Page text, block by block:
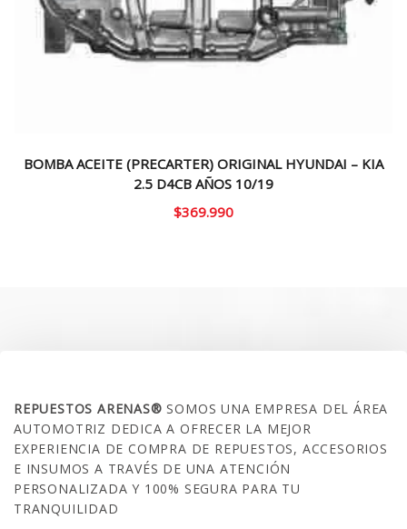
BOMBA ACEITE (PRECARTER) ORIGINAL HYUNDAI – KIA
2.5 D4CB AÑOS 10/19
$369.990
REPUESTOS ARENAS®SOMOS UNA EMPRESA DEL ÁREA
AUTOMOTRIZ DEDICA A OFRECER LA MEJOR
EXPERIENCIA DE COMPRA DE REPUESTOS, ACCESORIOS
E INSUMOS A TRAVÉS DE UNA ATENCIÓN
PERSONALIZADA Y 100% SEGURA PARA TU
TRANQUILIDAD